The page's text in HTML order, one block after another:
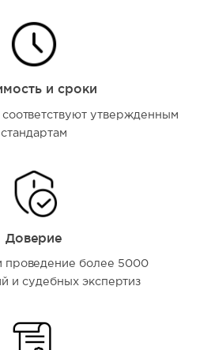
и сроки
утвержденным
стандартам
Доверие
проведение более 5000
и судебных экспертиз